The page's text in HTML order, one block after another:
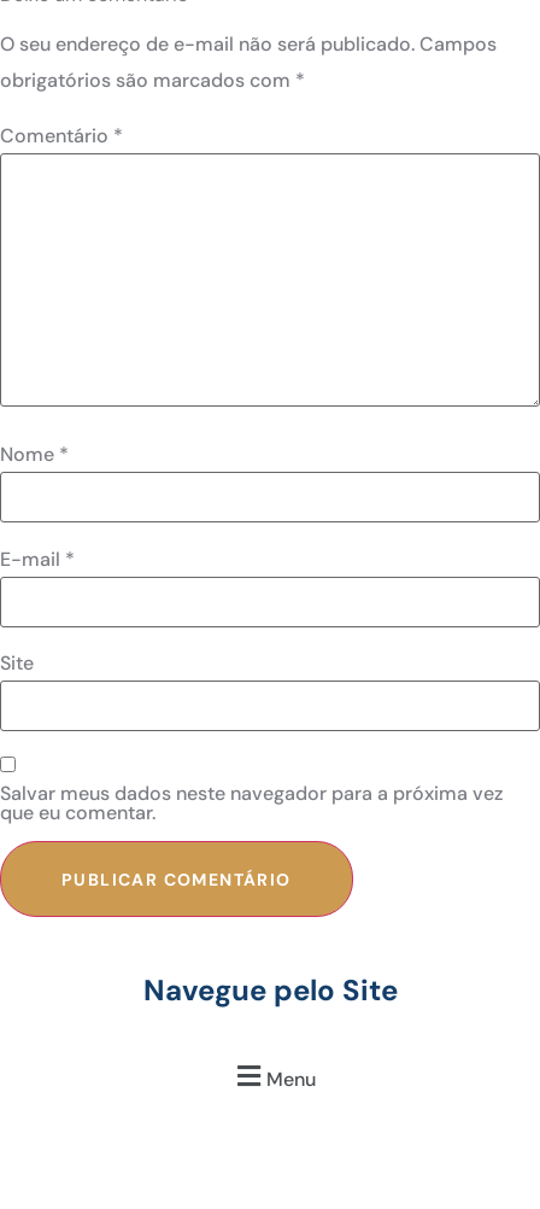
O seu endereço de e-mail não será publicado.Campos
obrigatórios são marcados com *
Comentário *
Nome *
E-mail *
Site
Salvar meus dados neste navegador para a próxima vez
que eu comentar.
Navegue pelo Site
Menu